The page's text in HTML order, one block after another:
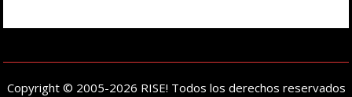
Copyright © 2005-2026 RISE! Todos los derechos reservados